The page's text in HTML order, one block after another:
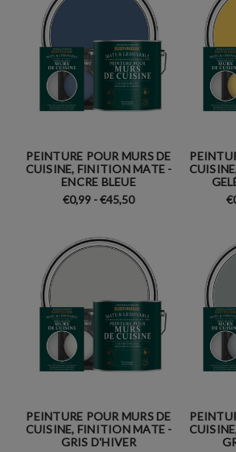
PEINTURE POUR MURS DE
CUISINE, FINITION MATE -
ENCRE BLEUE
€0,99 - €45,50
PEINTURE POUR MURS DE
CUISINE, FINITION MATE -
GRIS D'HIVER